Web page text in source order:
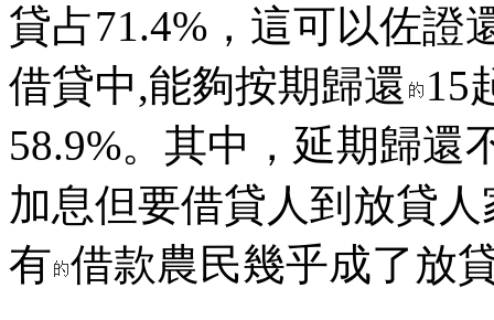
貸占71.4%，這可以佐證
借貸中,能夠按期歸還 15
58.9%。其中，延期歸還
加息但要借貸人到放貸
有 借款農民幾乎成了放